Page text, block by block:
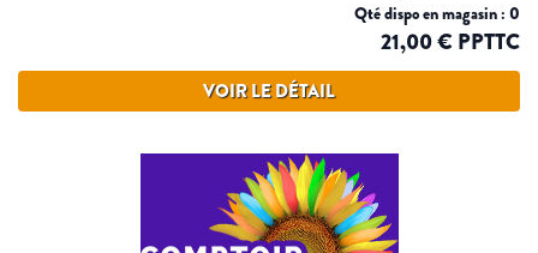
Qté dispo en magasin : 0
21,00 € PPTTC
VOIR LE DÉTAIL